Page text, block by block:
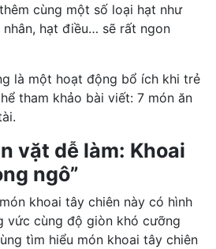
cùng một số loại hạt như
nhân, hạt điều… sẽ rất ngon
là một hoạt động bổ ích khi trẻ
tham khảo bài viết: 7 món ăn
vặt dễ làm: Khoai
ngô”
khoai tây chiên này có hình
vức cùng độ giòn khó cưỡng
tìm hiểu món khoai tây chiên